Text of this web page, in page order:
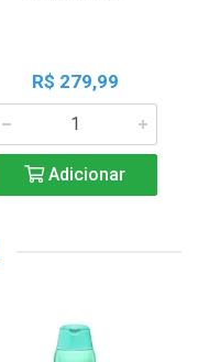
R$ 279,99
Adicionar